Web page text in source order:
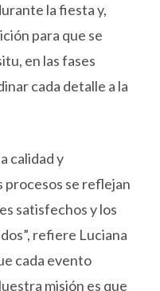
la fiesta y,
para que se
en las fases
cada detalle a la
calidad y
procesos se reflejan
satisfechos y los
refiere Luciana
cada evento
misión es que